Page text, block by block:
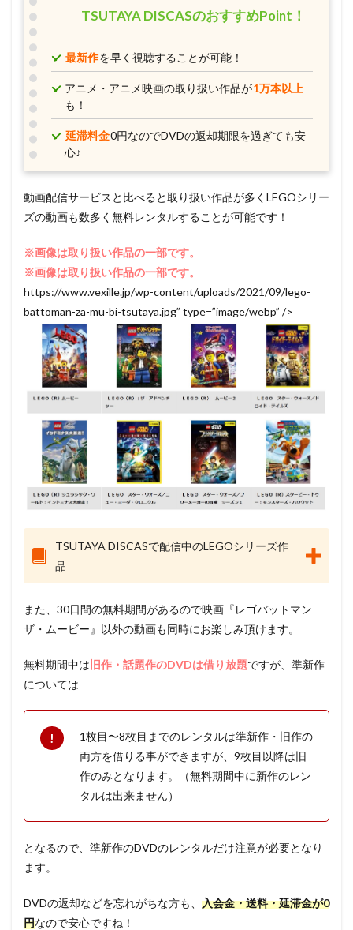
TSUTAYA DISCASのおすすめPoint！
最新作を早く視聴することが可能！
アニメ・アニメ映画の取り扱い作品が1万本以上
も！
延滞料金0円なのでDVDの返却期限を過ぎても安
心♪
動画配信サービスと比べると取り扱い作品が多くLEGOシリー
ズの動画も数多く無料レンタルすることが可能です！
※画像は取り扱い作品の一部です。
※画像は取り扱い作品の一部です。
https://www.vexille.jp/wp-content/uploads/2021/09/lego-
battoman-za-mu-bi-tsutaya.jpg” type=”image/webp” />
TSUTAYA DISCASで配信中のLEGOシリーズ作
品
また、30日間の無料期間があるので映画『レゴバットマン
ザ・ムービー』以外の動画も同時にお楽しみ頂けます。
無料期間中は 旧作・話題作のDVDは借り放題ですが、準新作
については
1枚目〜8枚目までのレンタルは準新作・旧作の
両方を借りる事ができますが、9枚目以降は旧
作のみとなります。（無料期間中に新作のレン
タルは出来ません）
となるので、準新作のDVDのレンタルだけ注意が必要となり
ます。
DVDの返却などを忘れがちな方も、 入会金・送料・延滞金が0
円なので安心ですね！